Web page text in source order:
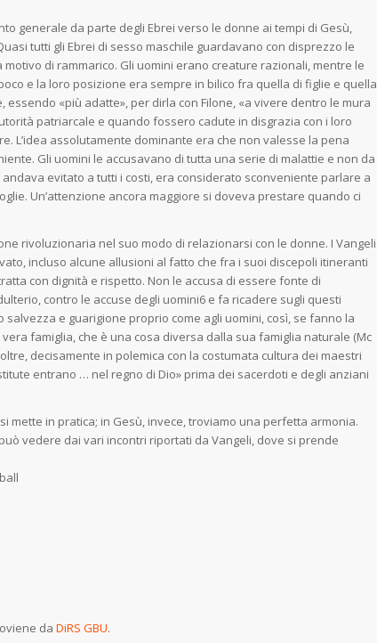
generale da parte degli Ebrei verso le donne ai tempi di Gesù,
tutti gli Ebrei di sesso ma­schile guardavano con disprezzo le
di ram­marico. Gli uomini erano creature razionali, mentre le
e la loro posizione era sempre in bilico fra quella di figlie e quella
«più adatte», per dirla con Filone, «a vivere dentro le mura
patriarcale e quando fossero cadute in disgrazia con i loro
L’idea assolutamente dominante era che non valesse la pena
Gli uomini le accusavano di tutta una serie di malattie e non da
evitato a tutti i costi, era considerato sconveniente parlare a
Un’at­tenzione ancora maggiore si doveva prestare quando ci
rivoluzionaria nel suo modo di relazio­narsi con le donne. I Vangeli
incluso alcu­ne allusioni al fatto che fra i suoi discepoli itineranti
con dignità e rispetto. Non le accusa di essere fon­te di
contro le accuse degli uomini6 e fa ri­cadere sugli questi
salvezza e guarigione pro­prio come agli uomini, così, se fanno la
fa­miglia, che è una cosa diversa dalla sua famiglia naturale (Mc
decisamente in polemica con la costuma­ta cultura dei maestri
entrano … nel regno di Dio» prima dei sacerdoti e degli anziani
mette in pratica; in Gesù, invece, trovia­mo una perfetta armonia.
vedere dai vari in­contri riportati da Vangeli, dove si prende
da DiRS GBU.